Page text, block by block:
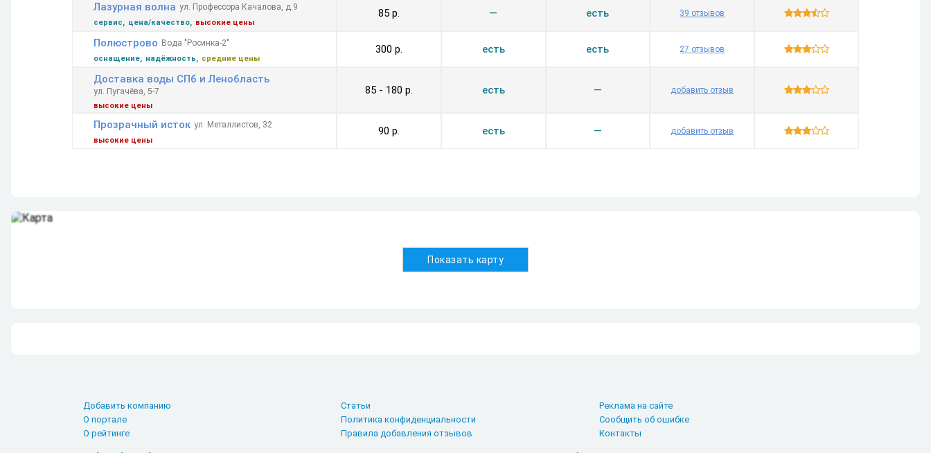
Лазурная волна ул. Профессора Качалова, д.9 85 р. — есть 39 отзывов
сервис цена/качество высокие цены

Полюстрово Вода "Росинка-2" 300 р. есть есть 27 отзывов
оснащение надёжность средние цены

Доставка воды СПб и Ленобласть
ул. Пугачёва, 5-7 85 - 180 р. есть — добавить отзыв
высокие цены

Прозрачный исток ул. Металлистов, 32 90 р. есть — добавить отзыв
высокие цены

Показать карту
Добавить компанию
О портале
О рейтинге
Статьи
Политика конфиденциальности
Правила добавления отзывов
Реклама на сайте
Сообщить об ошибке
Контакты